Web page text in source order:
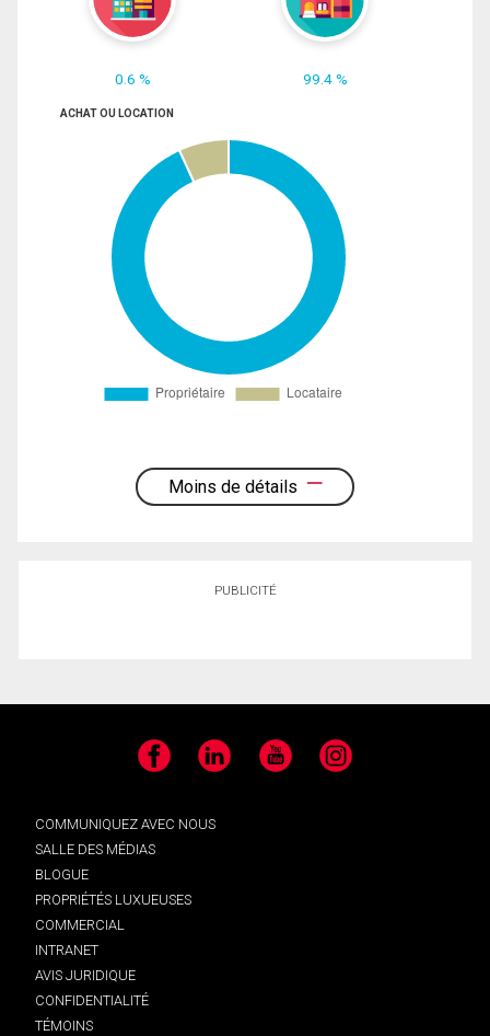
0.6 % 99.4 %
ACHAT OU LOCATION
Moins de détails
PUBLICITÉ
Facebook LinkedIn YouTube Instagram
COMMUNIQUEZ AVEC NOUS
SALLE DES MÉDIAS
BLOGUE
PROPRIÉTÉS LUXUEUSES
COMMERCIAL
INTRANET
AVIS JURIDIQUE
CONFIDENTIALITÉ
TÉMOINS